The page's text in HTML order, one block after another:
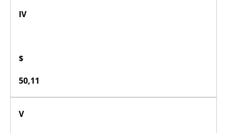
IV
$
50,11
V